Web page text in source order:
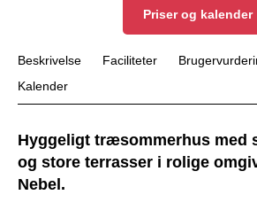
Priser og kalender
Beskrivelse Faciliteter
Kalender
Hyggeligt træsommerhus med
og store terrasser i rolige
Nebel.